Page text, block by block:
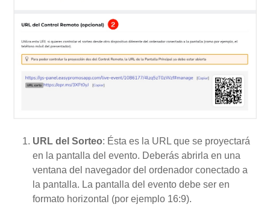
URL del Sorteo: Ésta es la URL que se proyectará
en la pantalla del evento. Deberás abrirla en una
ventana del navegador del ordenador conectado a
la pantalla. La pantalla del evento debe ser en
formato horizontal (por ejemplo 16:9).